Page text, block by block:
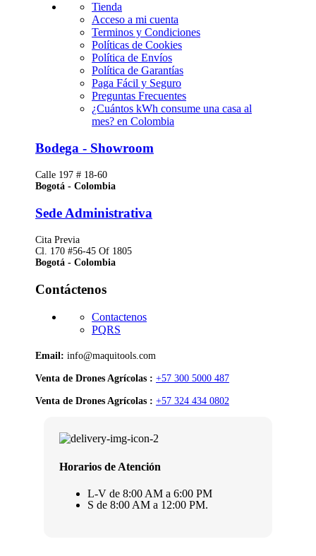
Tienda
Acceso a mi cuenta
Terminos y Condiciones
Políticas de Cookies
Política de Envíos
Política de Garantías
Paga Fácil y Seguro
Preguntas Frecuentes
¿Cuántos kWh consume una casa al
mes? en Colombia
Bodega - Showroom
Calle 197 # 18-60
Bogotá - Colombia
Sede Administrativa
Cita Previa
Cl. 170 #56-45 Of 1805
Bogotá - Colombia
Contáctenos
Contactenos
PQRS
Email: info@maquitools.com
Venta de Drones Agrícolas : +57 300 5000 487
Venta de Drones Agrícolas : +57 324 434 0802
Horarios de Atención
L-V de 8:00 AM a 6:00 PM
S de 8:00 AM a 12:00 PM.